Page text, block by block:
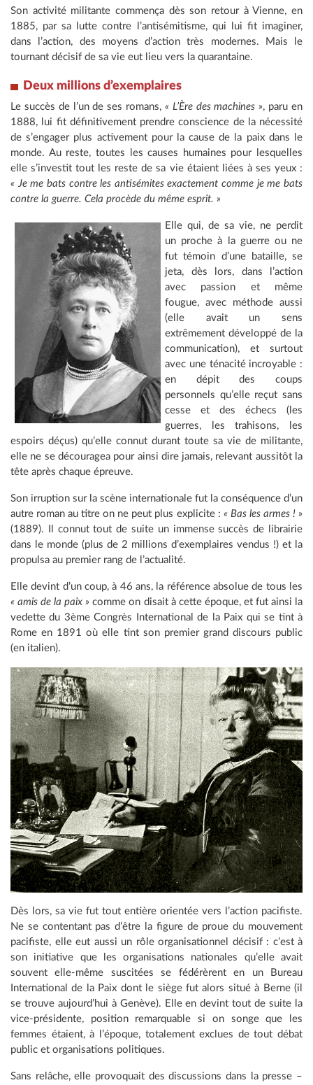
Son activité militante commença dès son retour à Vienne, en
1885, par sa lutte contre l’antisémitisme, qui lui fit imaginer,
dans l’action, des moyens d’action très modernes. Mais le
tournant décisif de sa vie eut lieu vers la quarantaine.
Deux millions d’exemplaires
Le succès de l’un de ses romans, « L’Ère des machines », paru en
1888, lui fit définitivement prendre conscience de la nécessité
de s’engager plus activement pour la cause de la paix dans le
monde. Au reste, toutes les causes humaines pour lesquelles
elle s’investit tout les reste de sa vie étaient liées à ses yeux :
« Je me bats contre les antisémites exactement comme je me bats
contre la guerre. Cela procède du même esprit. »
Elle qui, de sa vie, ne perdit
un proche à la guerre ou ne
fut témoin d’une bataille, se
jeta, dès lors, dans l’action
avec passion et même
fougue, avec méthode aussi
(elle avait un sens
extrêmement développé de la
communication), et surtout
avec une ténacité incroyable :
en dépit des coups
personnels qu’elle reçut sans
cesse et des échecs (les
guerres, les trahisons, les
espoirs déçus) qu’elle connut durant toute sa vie de militante,
elle ne se découragea pour ainsi dire jamais, relevant aussitôt la
tête après chaque épreuve.
Son irruption sur la scène internationale fut la conséquence d’un
autre roman au titre on ne peut plus explicite : « Bas les armes ! »
(1889). Il connut tout de suite un immense succès de librairie
dans le monde (plus de 2 millions d’exemplaires vendus !) et la
propulsa au premier rang de l’actualité.
Elle devint d’un coup, à 46 ans, la référence absolue de tous les
« amis de la paix » comme on disait à cette époque, et fut ainsi la
vedette du 3ème Congrès International de la Paix qui se tint à
Rome en 1891 où elle tint son premier grand discours public
(en italien).
Dès lors, sa vie fut tout entière orientée vers l’action pacifiste.
Ne se contentant pas d’être la figure de proue du mouvement
pacifiste, elle eut aussi un rôle organisationnel décisif : c’est à
son initiative que les organisations nationales qu’elle avait
souvent elle-même suscitées se fédérèrent en un Bureau
International de la Paix dont le siège fut alors situé à Berne (il
se trouve aujourd’hui à Genève). Elle en devint tout de suite la
vice-présidente, position remarquable si on songe que les
femmes étaient, à l’époque, totalement exclues de tout débat
public et organisations politiques.
Sans relâche, elle provoquait des discussions dans la presse –